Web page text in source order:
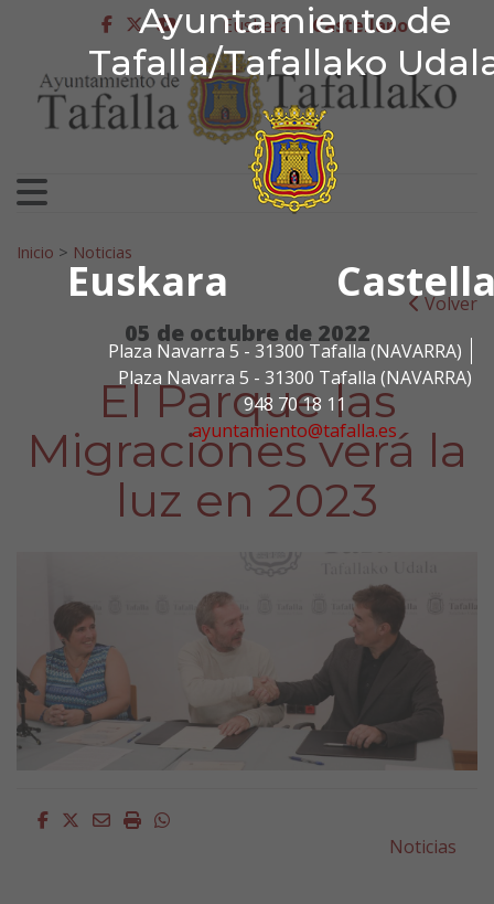
Ayuntamiento de
Tafalla/Tafallako
Euskara
Plaza Navarra 5 - 31300 Tafalla (NAVARRA)
Plaza Navarra 5 - 31300 Tafalla (NAVARRA)
948 70 18 11
ayuntamiento@tafalla.es
Ir al contenido
Ayuntamiento de
facebook
twitter
youtube
Euskera Castellano
Search for:
Inicio > Noticias
Volver
05 de octubre de 2022
El Parque las
Migraciones verá la
luz en 2023
Facebook
Twitter
EmailImprimirWhatsapp
Noticias